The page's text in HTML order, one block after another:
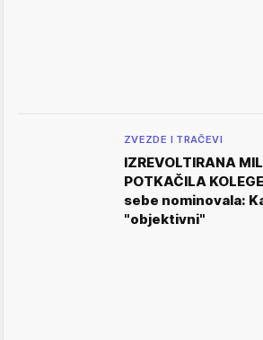
ZVEZDE I TRAČEVI
IZREVOLTIRANA
POTKAČILA
sebe nominovala:
"objektivni"